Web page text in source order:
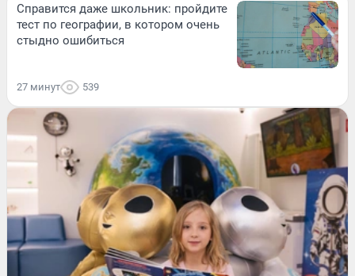
Справится даже школьник: пройдите
тест по географии, в котором очень
стыдно ошибиться
27 минут 539